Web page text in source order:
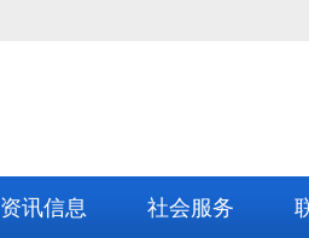
资讯信息 社会服务